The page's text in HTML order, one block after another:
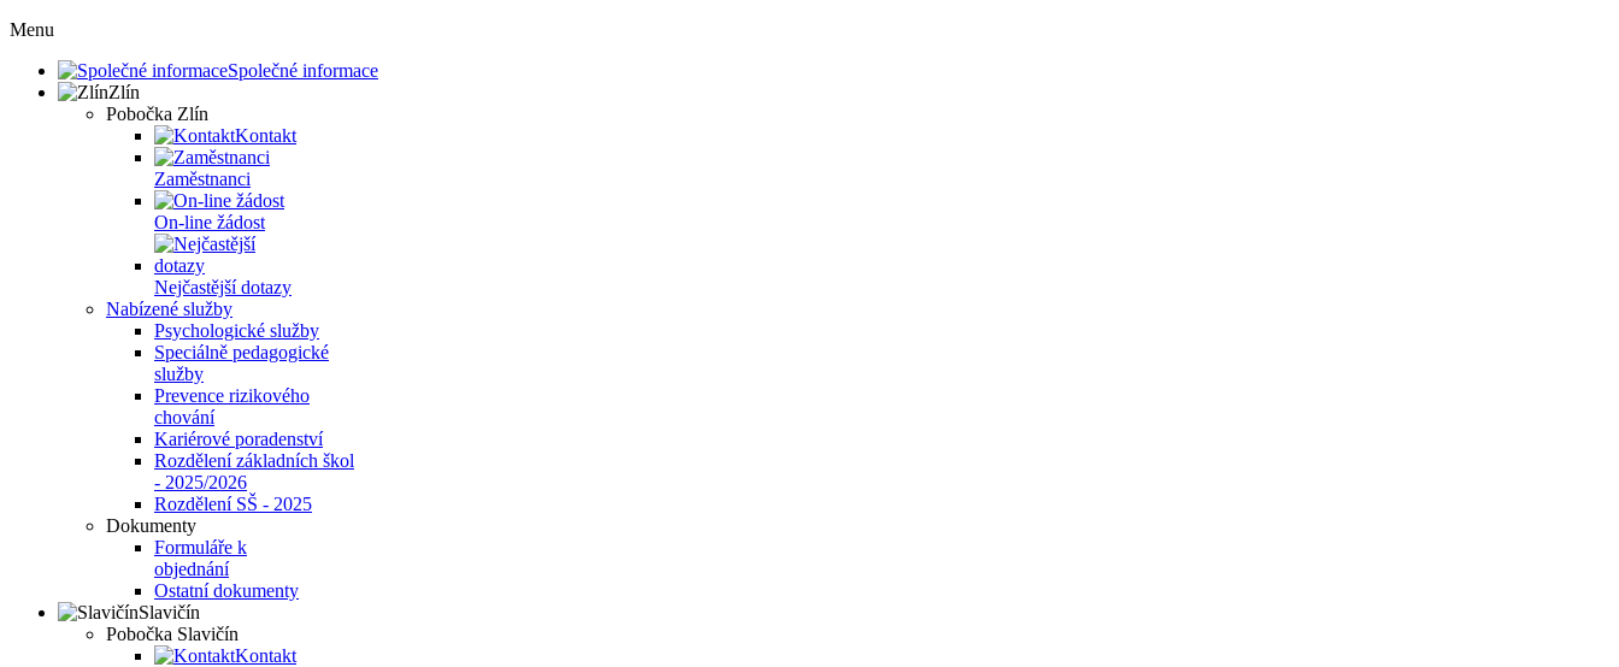
Menu
Společné informace
Zlín
Pobočka Zlín
Kontakt
Zaměstnanci
On-line žádost
Nejčastější dotazy
Nabízené služby
Psychologické služby
Speciálně pedagogické
služby
Prevence rizikového
chování
Kariérové poradenství
Rozdělení základních škol
- 2025/2026
Rozdělení SŠ - 2025
Dokumenty
Formuláře k
objednání
Ostatní dokumenty
Slavičín
Pobočka Slavičín
Kontakt